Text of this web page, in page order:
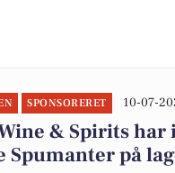
SPONSORERET 10-07-
& Spirits har
på